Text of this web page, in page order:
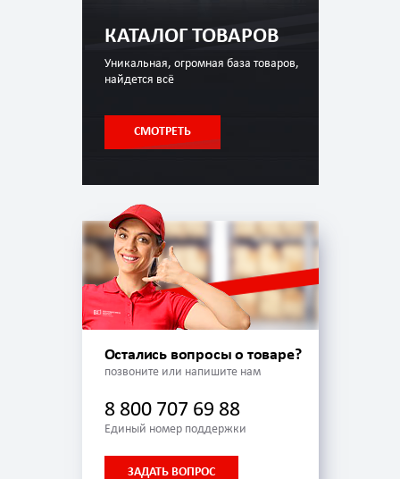
КАТАЛОГ ТОВАРОВ
Уникальная, огромная база товаров,
найдется всё
СМОТРЕТЬ
Остались вопросы о товаре?
позвоните или напишите нам
8 800 707 69 88
Единый номер поддержки
ЗАДАТЬ ВОПРОС